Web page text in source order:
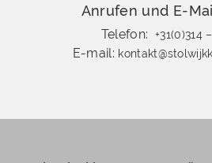
Anrufen und E-
Telefon: +31(0)314
E-mail: